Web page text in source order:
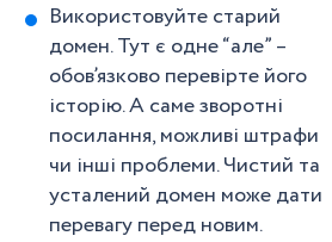
Використовуйте старий
домен. Тут є одне “але” –
обов’язково перевірте його
історію. А саме зворотні
посилання, можливі штрафи
чи інші проблеми. Чистий та
усталений домен може дати
перевагу перед новим.